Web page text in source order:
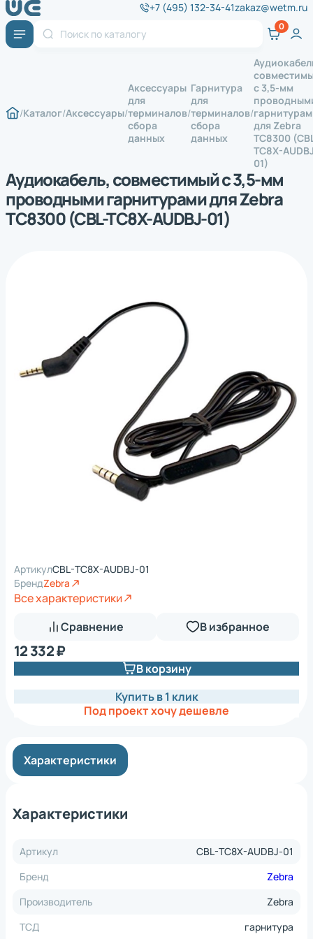
+7 (495) 132-34-41zakaz@wetm.ru
Каталог Аксессуары
Аксессуары
для
терминалов
сбора
данных
Гарнитура
для
терминалов
сбора
данных
с 3,5-мм
для Zebra
TC8300
TC8X-
01)
Аудиокабель, совместимый с 3,5-мм
проводными гарнитурами для Zebra
TC8300 (CBL-TC8X-AUDBJ-01)
АртикулCBL-TC8X-AUDBJ-01
БрендZebra
Все характеристики
Сравнение
В избранное
12 332 ₽
В корзину
Купить в 1 клик
Под проект хочу дешевле
Характеристики
Характеристики
Артикул
CBL-TC8X-AUDBJ-01
Бренд
Zebra
Производитель
Zebra
ТСД
гарнитура